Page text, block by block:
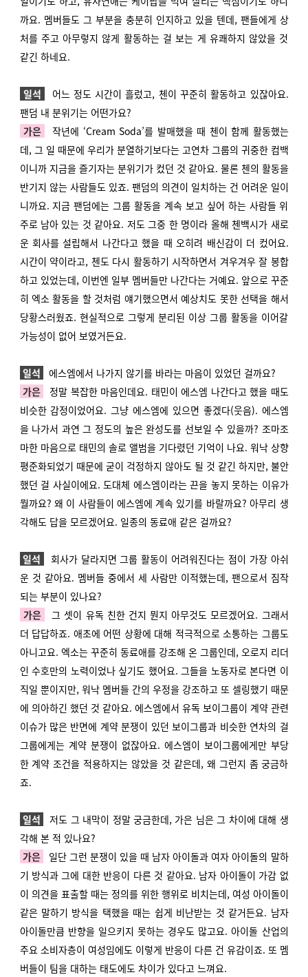
까요. 멤버들도 그 부분을 충분히 인지하고 있을 텐데, 팬들에게 상
처를 주고 아무렇지 않게 활동하는 걸 보는 게 유쾌하지 않았을 것
같긴 하네요.
일석
어느 정도 시간이 흘렀고, 첸이 꾸준히 활동하고 있잖아요.
팬덤 내 분위기는 어떤가요?
가은
작년에 ‘Cream Soda’를 발매했을 때 첸이 함께 활동했는
데, 그 일 때문에 우리가 분열하기보다는 고연차 그룹의 귀중한 컴백
이니까 지금을 즐기자는 분위기가 컸던 것 같아요. 물론 첸의 활동을
반기지 않는 사람들도 있죠. 팬덤의 의견이 일치하는 건 어려운 일이
니까요. 지금 팬덤에는 그룹 활동을 계속 보고 싶어 하는 사람들 위
주로 남아 있는 것 같아요. 저도 그중 한 명이라 올해 첸백시가 새로
운 회사를 설립해서 나간다고 했을 때 오히려 배신감이 더 컸어요.
시간이 약이라고, 첸도 다시 활동하기 시작하면서 겨우겨우 잘 봉합
하고 있었는데, 이번엔 일부 멤버들만 나간다는 거예요. 앞으로 꾸준
히 엑소 활동을 할 것처럼 얘기했으면서 예상치도 못한 선택을 해서
당황스러웠죠. 현실적으로 그렇게 분리된 이상 그룹 활동을 이어갈
가능성이 없어 보였거든요.
일석
에스엠에서 나가지 않기를 바라는 마음이 있었던 걸까요?
가은
정말 복잡한 마음인데요. 태민이 에스엠 나간다고 했을 때도
비슷한 감정이었어요. 그냥 에스엠에 있으면 좋겠다(웃음). 에스엠
을 나가서 과연 그 정도의 높은 완성도를 선보일 수 있을까? 조마조
마한 마음으로 태민의 솔로 앨범을 기다렸던 기억이 나요. 워낙 상향
평준화되었기 때문에 굳이 걱정하지 않아도 될 것 같긴 하지만, 불안
했던 걸 사실이에요. 도대체 에스엠이라는 끈을 놓지 못하는 이유가
뭘까요? 왜 이 사람들이 에스엠에 계속 있기를 바랄까요? 아무리 생
각해도 답을 모르겠어요. 일종의 동료애 같은 걸까요?
일석
회사가 달라지면 그룹 활동이 어려워진다는 점이 가장 아쉬
운 것 같아요. 멤버들 중에서 세 사람만 이적했는데, 팬으로서 짐작
되는 부분이 있나요?
가은
그 셋이 유독 친한 건지 뭔지 아무것도 모르겠어요. 그래서
더 답답하죠. 애초에 어떤 상황에 대해 적극적으로 소통하는 그룹도
아니고요. 엑소는 꾸준히 동료애를 강조해 온 그룹인데, 오로지 리더
인 수호만의 노력이었나 싶기도 했어요. 그들을 노동자로 본다면 이
직일 뿐이지만, 워낙 멤버들 간의 우정을 강조하고 또 셀링했기 때문
에 의아하긴 했던 것 같아요. 에스엠에서 유독 보이그룹이 계약 관련
이슈가 많은 반면에 계약 분쟁이 있던 보이그룹과 비슷한 연차의 걸
그룹에게는 계약 분쟁이 없잖아요. 에스엠이 보이그룹에게만 부당
한 계약 조건을 적용하지는 않았을 것 같은데, 왜 그런지 좀 궁금하
죠.
일석
저도 그 내막이 정말 궁금한데, 가은 님은 그 차이에 대해 생
각해 본 적 있나요?
가은
일단 그런 분쟁이 있을 때 남자 아이돌과 여자 아이돌의 말하
기 방식과 그에 대한 반응이 다른 것 같아요. 남자 아이돌이 가감 없
이 의견을 표출할 때는 정의를 위한 행위로 비치는데, 여성 아이돌이
같은 말하기 방식을 택했을 때는 쉽게 비난받는 것 같거든요. 남자
아이돌만큼 반향을 일으키지 못하는 경우도 많고요. 아이돌 산업의
주요 소비자층이 여성임에도 이렇게 반응이 다른 건 유감이죠. 또 멤
버들이 팀을 대하는 태도에도 차이가 있다고 느껴요.